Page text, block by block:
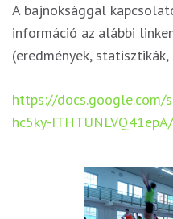
A bajnoksággal
információ az alábbi
(eredmények, statisztikák,
https://docs.google.com/
hc5ky-